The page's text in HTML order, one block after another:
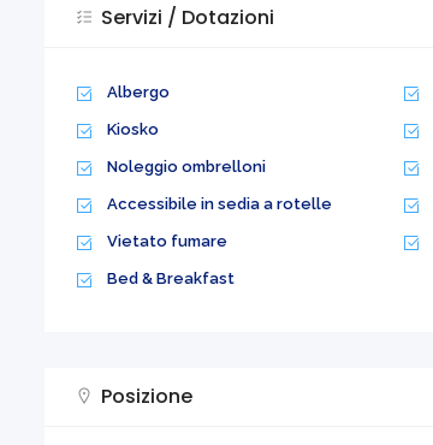
Servizi / Dotazioni
Albergo
Kiosko
Noleggio ombrelloni
Accessibile in sedia a rotelle
Vietato fumare
Bed & Breakfast
Posizione